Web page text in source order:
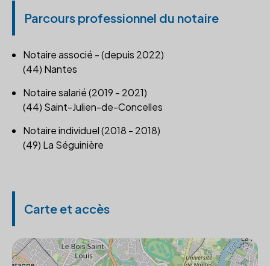
Parcours professionnel du notaire
Notaire associé - (depuis 2022)
(44) Nantes
Notaire salarié (2019 - 2021)
(44) Saint-Julien-de-Concelles
Notaire individuel (2018 - 2018)
(49) La Séguinière
Carte et accès